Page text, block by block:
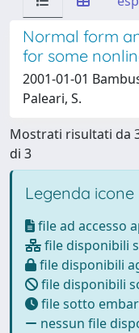
Normal form
for some
2001-01-01
Paleari, S.
Mostrati risultati da
di 3
Legenda icone
file ad accesso
file disponibili
file disponibili
file disponibili
file sotto
nessun file